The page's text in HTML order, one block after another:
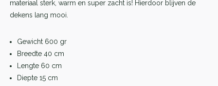
materiaal sterk, warm en super zacht is! Hierdoor blijven de
dekens lang mooi.
Gewicht 600 gr
Breedte 40 cm
Lengte 60 cm
Diepte 15 cm